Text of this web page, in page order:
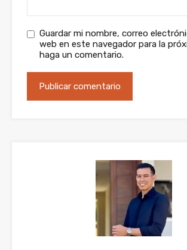
Guardar mi nombre, correo
web en este navegador para la
haga un comentario.